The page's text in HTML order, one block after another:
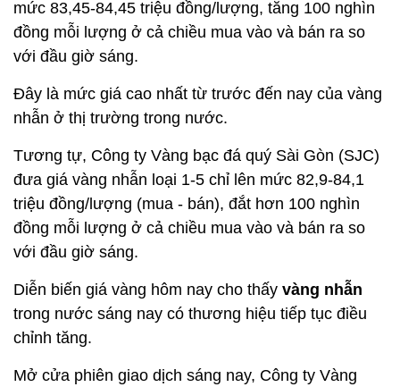
mức 83,45-84,45 triệu đồng/lượng, tăng 100 nghìn
đồng mỗi lượng ở cả chiều mua vào và bán ra so
với đầu giờ sáng.
Đây là mức giá cao nhất từ trước đến nay của vàng
nhẫn ở thị trường trong nước.
Tương tự, Công ty Vàng bạc đá quý Sài Gòn (SJC)
đưa giá vàng nhẫn loại 1-5 chỉ lên mức 82,9-84,1
triệu đồng/lượng (mua - bán), đắt hơn 100 nghìn
đồng mỗi lượng ở cả chiều mua vào và bán ra so
với đầu giờ sáng.
Diễn biến giá vàng hôm nay cho thấy vàng nhẫn
trong nước sáng nay có thương hiệu tiếp tục điều
chỉnh tăng.
Mở cửa phiên giao dịch sáng nay, Công ty Vàng